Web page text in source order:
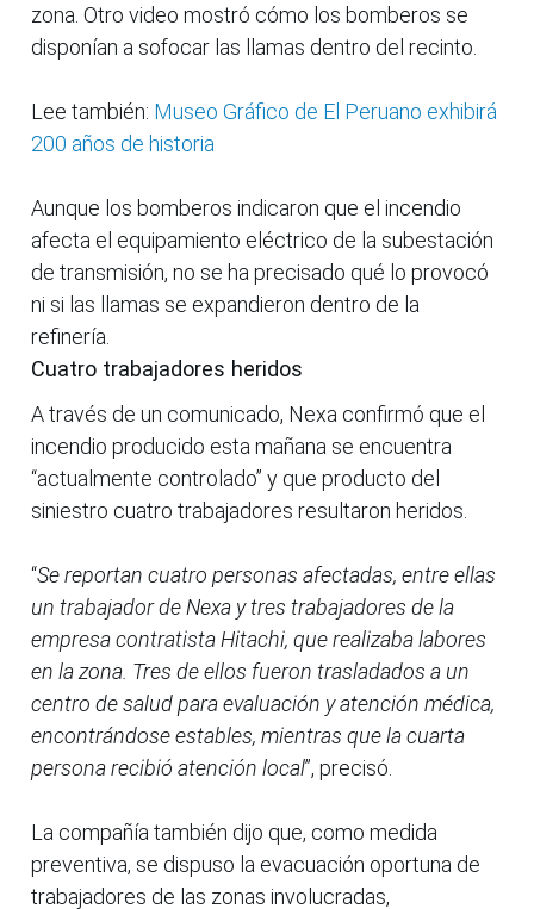
zona. Otro video mostró cómo los bomberos se
disponían a sofocar las llamas dentro del recinto.
Lee también: Museo Gráfico de El Peruano exhibirá
200 años de historia
Aunque los bomberos indicaron que el incendio
afecta el equipamiento eléctrico de la subestación
de transmisión, no se ha precisado qué lo provocó
ni si las llamas se expandieron dentro de la
refinería.
Cuatro trabajadores heridos
A través de un comunicado, Nexa confirmó que el
incendio producido esta mañana se encuentra
“actualmente controlado” y que producto del
siniestro cuatro trabajadores resultaron heridos.
“Se reportan cuatro personas afectadas, entre ellas
un trabajador de Nexa y tres trabajadores de la
empresa contratista Hitachi, que realizaba labores
en la zona. Tres de ellos fueron trasladados a un
centro de salud para evaluación y atención médica,
encontrándose estables, mientras que la cuarta
persona recibió atención local”, precisó.
La compañía también dijo que, como medida
preventiva, se dispuso la evacuación oportuna de
trabajadores de las zonas involucradas,